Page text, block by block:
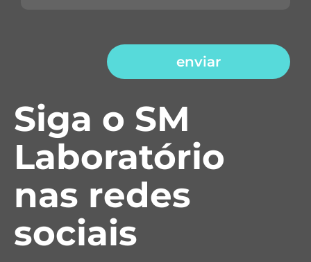
enviar
Siga o SM
Laboratório
nas redes
sociais